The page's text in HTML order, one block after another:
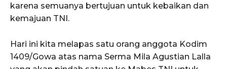
karena semuanya bertujuan untuk kebaikan dan
kemajuan TNI.
Hari ini kita melapas satu orang anggota Kodim
1409/Gowa atas nama Serma Mila Agustian Lalla